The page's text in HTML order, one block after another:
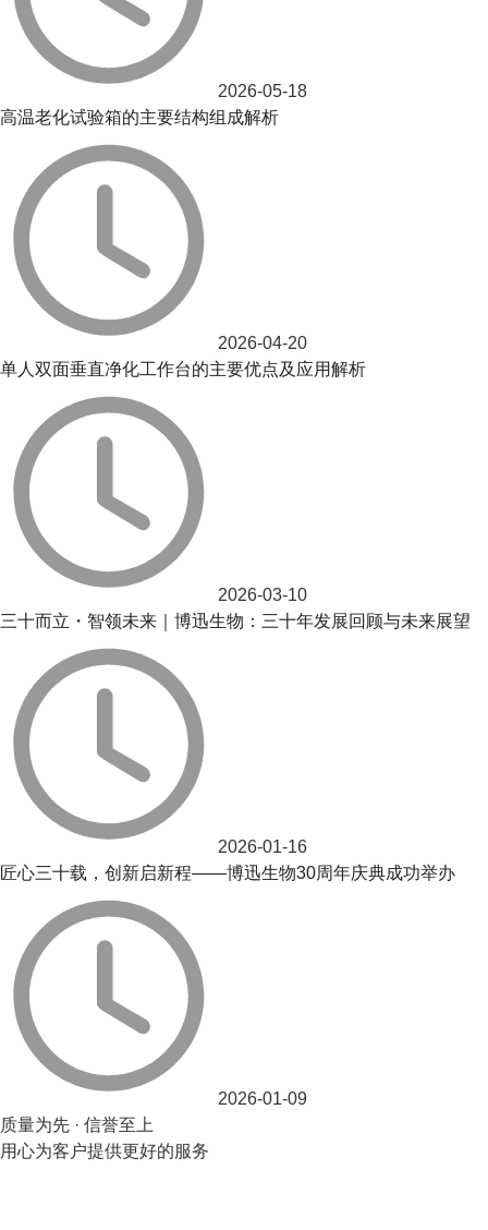
2026-05-18
高温老化试验箱的主要结构组成解析
2026-04-20
单人双面垂直净化工作台的主要优点及应用解析
2026-03-10
三十而立・智领未来｜博迅生物：三十年发展回顾与未来展望
2026-01-16
匠心三十载，创新启新程——博迅生物30周年庆典成功举办
2026-01-09
质量为先 · 信誉至上
用心为客户提供更好的服务